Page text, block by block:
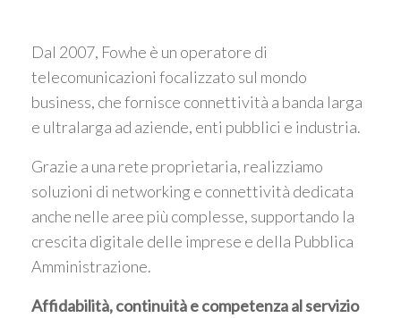
Dal 2007, Fowhe è un operatore di
telecomunicazioni focalizzato sul mondo
business, che fornisce connettività a banda larga
e ultralarga ad aziende, enti pubblici e industria.
Grazie a una rete proprietaria, realizziamo
soluzioni di networking e connettività dedicata
anche nelle aree più complesse, supportando la
crescita digitale delle imprese e della Pubblica
Amministrazione.
Affidabilità, continuità e competenza al servizio